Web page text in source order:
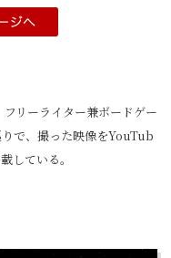
リーライター兼ボードゲー
で、撮った映像をYouTub
している。